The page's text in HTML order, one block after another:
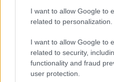
I want to allow Google to
related to personalization.
I want to allow Google to
related to security,
functionality and fraud
user protection.
Andrea Conforti · 7 Ago 2026